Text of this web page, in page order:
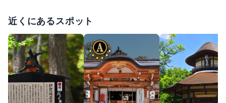
近くにあるスポット